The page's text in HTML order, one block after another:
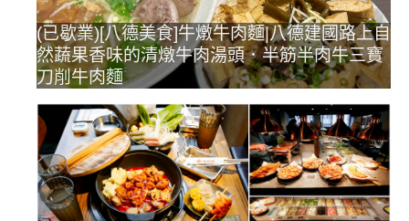
(已歇業)[八德美食]牛燉牛肉麵|八德建國路上自
然蔬果香味的清燉牛肉湯頭．半筋半肉牛三寶
刀削牛肉麵